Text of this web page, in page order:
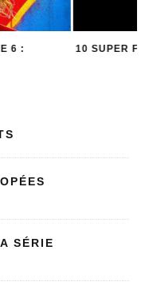
10 SUPER FUN
SÉRIE